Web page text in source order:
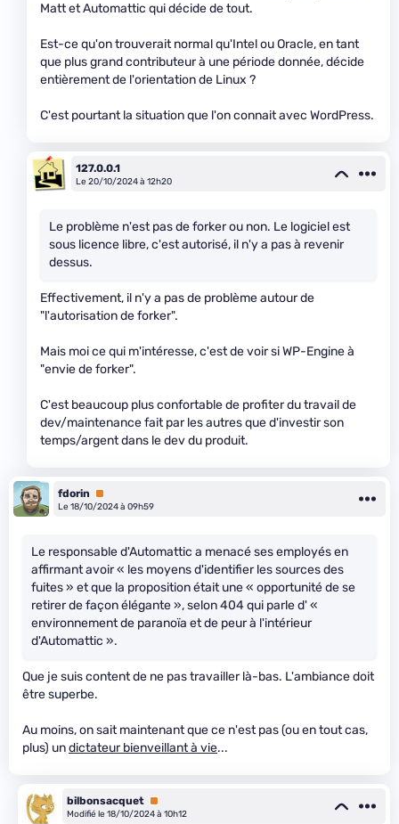
Matt et Automattic qui décide de tout.
Est-ce qu'on trouverait normal qu'Intel ou Oracle, en tant
que plus grand contributeur à une période donnée, décide
entièrement de l'orientation de Linux ?
C'est pourtant la situation que l'on connait avec WordPress.
127.0.0.1
Le 20/10/2024 à 12h20
Le problème n'est pas de forker ou non. Le logiciel est
sous licence libre, c'est autorisé, il n'y a pas à revenir
dessus.
Effectivement, il n'y a pas de problème autour de
"l'autorisation de forker".
Mais moi ce qui m'intéresse, c'est de voir si WP-Engine à
"envie de forker".
C'est beaucoup plus confortable de profiter du travail de
dev/maintenance fait par les autres que d'investir son
temps/argent dans le dev du produit.
fdorin
Premium
Le 18/10/2024 à 09h59
Le responsable d'Automattic a menacé ses employés en
affirmant avoir « les moyens d'identifier les sources des
fuites » et que la proposition était une « opportunité de se
retirer de façon élégante », selon 404 qui parle d' «
environnement de paranoïa et de peur à l'intérieur
d'Automattic ».
Que je suis content de ne pas travailler là-bas. L'ambiance doit
être superbe.
Au moins, on sait maintenant que ce n'est pas (ou en tout cas,
plus) undictateur bienveillant à vie...
bilbonsacquet Premium
Modifié le 18/10/2024 à 10h12